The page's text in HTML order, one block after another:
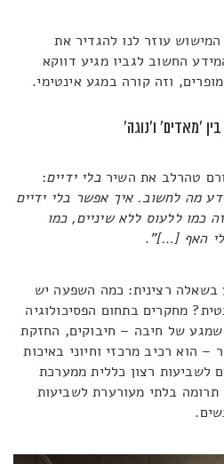
עוזר לנו להגדיר את
החשוב לגביו מגיע דווקא
וזה קורה במגע אינטימי.
'מאדים' ו'נוגה'
טהרלב את השירבלי ידיים:
מה לחשוב. איך אפשר בלי ידיים
כמו ללעוס ללא שיניים, כמו
האף […]".
בשאלה רצינית: כמה השפעה יש
מחקרים בתחום הפסיכולוגיה
של חיבה – חיבוקים, החזקת
– הוא רכיב מרכזי וחיוני באיכות
רצון כללית ממערכת
תרומה בלתי מעורערת לשביעות